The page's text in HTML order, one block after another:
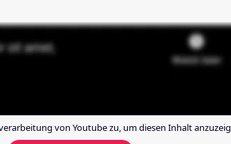
von Youtubezu, um diesen Inhalt